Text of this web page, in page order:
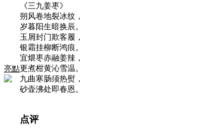
亮點
《三九姜枣》
朔风卷地裂冰纹，
岁暮阳生暗换辰。
玉屑封门欺客履，
银霜挂柳断鸿痕。
宜煨枣赤融姜辣，
更煮柑黄沁雪温。
九曲寒肠须热熨，
砂壶沸处即春恩。
点评